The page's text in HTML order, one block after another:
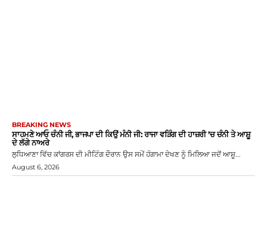
BREAKING NEWS
ਸਾਹਮਣੇ ਆਓ ਚੰਨੀ ਜੀ, ਭਾਜਪਾ ਦੀ ਕਿਉਂ ਮੰਨੀ ਜੀ: ਰਾਜਾ ਵੜਿੰਗ ਦੀ ਹਾਜ਼ਰੀ ’ਚ ਚੰਨੀ ਤੇ ਆਸ਼ੂ
ਦੇ ਲੱਗੇ ਨਾਅਰੇ
ਲੁਧਿਆਣਾ ਵਿੱਚ ਕਾਂਗਰਸ ਦੀ ਮੀਟਿੰਗ ਦੌਰਾਨ ਉਸ ਸਮੇਂ ਹੰਗਾਮਾ ਦੇਖਣ ਨੂੰ ਮਿਲਿਆ ਜਦੋਂ ਆਸ਼ੂ...
August 6, 2026